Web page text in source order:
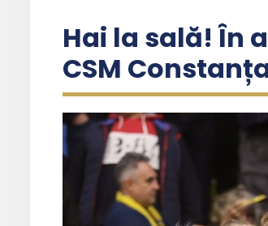
Hai la sală! În
CSM